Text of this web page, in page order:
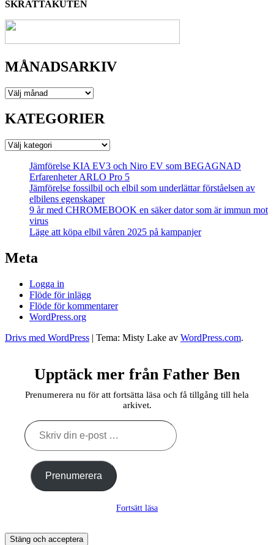
SKRATTAKUTEN
MÅNADSARKIV
MÅNADSARKIV
KATEGORIER
KATEGORIER
Jämförelse KIA EV3 och Niro EV som BEGAGNAD
Erfarenheter ARLO Pro 5
Jämförelse fossilbil och elbil som underlättar förståelsen av
elbilens egenskaper
9 år med CHROMEBOOK en säker dator som är immun mot
virus
Läge att köpa elbil våren 2025 på kampanjer
Meta
Logga in
Flöde för inlägg
Flöde för kommentarer
WordPress.org
Drivs med WordPress | Tema: Misty Lake av WordPress.com.
Upptäck mer från Father Ben
Prenumerera nu för att fortsätta läsa och få tillgång till hela
arkivet.
Skriv
din
e-
…
Prenumerera
Fortsätt läsa